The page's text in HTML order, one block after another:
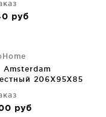
руб
Amsterdam
206X95X85
руб